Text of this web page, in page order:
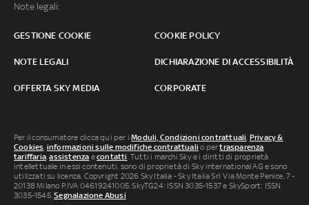
Note legali:
GESTIONE COOKIE COOKIE POLICY
NOTE LEGALI DICHIARAZIONE DI ACCESSIBILITÀ
OFFERTA SKY MEDIA CORPORATE
Per il consumatore clicca qui per iModuli, Condizioni contrattuali Privacy &
Cookies informazioni sulle modifiche contrattuali o pertrasparenza
tariffaria ,assistenza econtatti . Tutti i marchi Sky e i diritti di proprietà
intellettuale in essi contenuti, sono di proprietà di Sky international AG e sono
utilizzati su licenza. Copyright 2026 Sky Italia - Sky Italia Srl Via Monte Penice, 7 -
20138 Milano P.IVA 04619241005. SkyTG24: ISSN 3035-1537 e SkySport: ISSN
3035-1545.Segnalazione Abusi